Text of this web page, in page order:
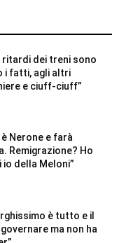
ritardi dei treni sono
i fatti, agli altri
e ciuff-ciuff”
è Nerone e farà
Remigrazione? Ho
della Meloni”
è tutto e il
ma non ha